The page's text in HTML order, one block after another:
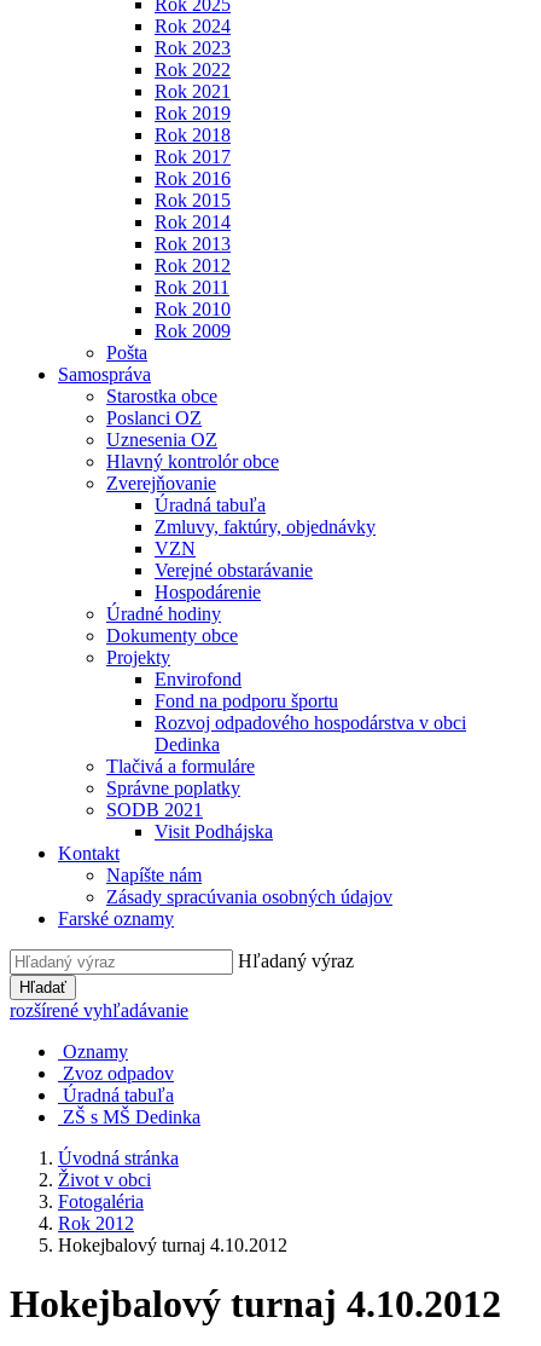
Rok 2025
Rok 2024
Rok 2023
Rok 2022
Rok 2021
Rok 2019
Rok 2018
Rok 2017
Rok 2016
Rok 2015
Rok 2014
Rok 2013
Rok 2012
Rok 2011
Rok 2010
Rok 2009
Pošta
Samospráva
Starostka obce
Poslanci OZ
Uznesenia OZ
Hlavný kontrolór obce
Zverejňovanie
Úradná tabuľa
Zmluvy, faktúry, objednávky
VZN
Verejné obstarávanie
Hospodárenie
Úradné hodiny
Dokumenty obce
Projekty
Envirofond
Fond na podporu športu
Rozvoj odpadového hospodárstva v obci
Dedinka
Tlačivá a formuláre
Správne poplatky
SODB 2021
Visit Podhájska
Kontakt
Napíšte nám
Zásady spracúvania osobných údajov
Farské oznamy
Hľadaný výraz
Hľadať
rozšírené vyhľadávanie
Oznamy
Zvoz odpadov
Úradná tabuľa
ZŠ s MŠ Dedinka
Úvodná stránka
Život v obci
Fotogaléria
Rok 2012
Hokejbalový turnaj 4.10.2012
Hokejbalový turnaj 4.10.2012